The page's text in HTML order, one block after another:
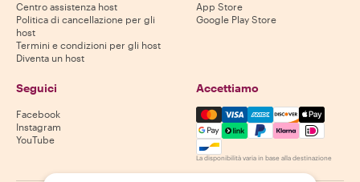
Centro assistenza host
Politica di cancellazione per gli
host
Termini e condizioni per gli host
Diventa un host
App Store
Google Play Store
Seguici
Facebook
Instagram
YouTube
Accettiamo
Mastercard, Visa, Amex,
La disponibilità varia in base alla destinazione